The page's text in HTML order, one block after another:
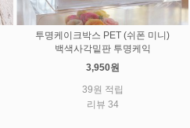
투명케이크박스 PET (쉬폰 미니)
백색사각밑판 투명케익
3,950원
39원 적립
리뷰 34